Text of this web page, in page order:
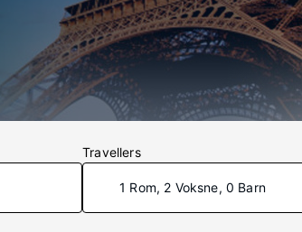
Travellers
1 Rom, 2 Voksne, 0 Barn